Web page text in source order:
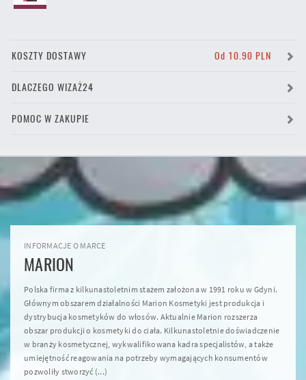
KOSZTY DOSTAWY Od 10.90 PLN
DLACZEGO WIZAŻ24
POMOC W ZAKUPIE
INFORMACJE O MARCE
MARION
Polska firma z kilkunastoletnim stażem założona w 1991 roku w Gdyni.
Głównym obszarem działalności Marion Kosmetyki jest produkcja i
dystrybucja kosmetyków do włosów. Aktualnie Marion rozszerza
obszar produkcji o kosmetyki do ciała. Kilkunastoletnie doświadczenie
w branży kosmetycznej, wykwalifikowana kadra specjalistów, a także
umiejętność reagowania na potrzeby wymagających konsumentów
pozwoliły stworzyć (...)